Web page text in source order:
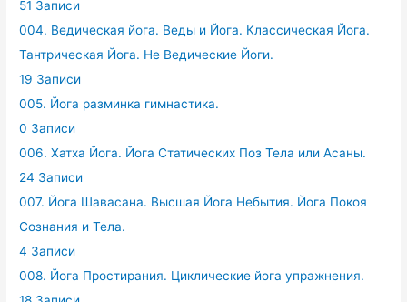
51 Записи
004. Ведическая йога. Веды и Йога. Классическая Йога.
Тантрическая Йога. Не Ведические Йоги.
19 Записи
005. Йога разминка гимнастика.
0 Записи
006. Хатха Йога. Йога Статических Поз Тела или Асаны.
24 Записи
007. Йога Шавасана. Высшая Йога Небытия. Йога Покоя
Сознания и Тела.
4 Записи
008. Йога Простирания. Циклические йога упражнения.